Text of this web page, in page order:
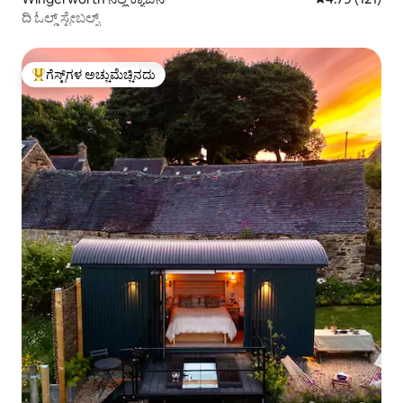
ದಿ ಓಲ್ಡ್ ಸ್ಟೇಬಲ್ಸ್
ಗೆಸ್ಟ್‌ಗಳಿಗೆ ಅತಿ ಹೆಚ್ಚು ಅಚ್ಚುಮೆಚ್ಚಿನದು
ಗೆಸ್ಟ್‌ಗಳ ಅಚ್ಚುಮೆಚ್ಚಿನದು